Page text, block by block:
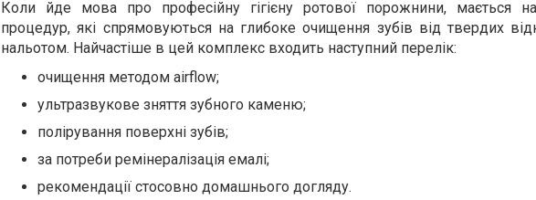
Коли йде мова про професійну гігієну ротової порожнини, мається
процедур, які спрямовуються на глибоке очищення зубів від твердих
нальотом. Найчастіше в цей комплекс входить наступний перелік:
очищення методом airflow;
ультразвукове зняття зубного каменю;
полірування поверхні зубів;
за потреби ремінералізація емалі;
рекомендації стосовно домашнього догляду.